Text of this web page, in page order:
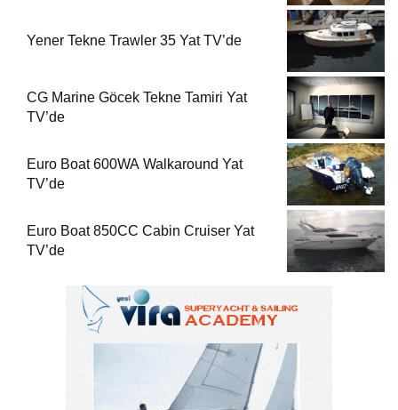
Yener Tekne Trawler 35 Yat TV’de
CG Marine Göcek Tekne Tamiri Yat
TV’de
Euro Boat 600WA Walkaround Yat
TV’de
Euro Boat 850CC Cabin Cruiser Yat
TV’de